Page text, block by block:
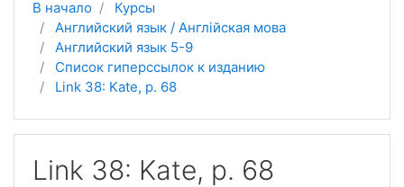
В начало
Курсы
Английский язык / Англійская мова
Английский язык 5-9
Список гиперссылок к изданию
Link 38: Kate, p. 68
Link 38: Kate, p. 68